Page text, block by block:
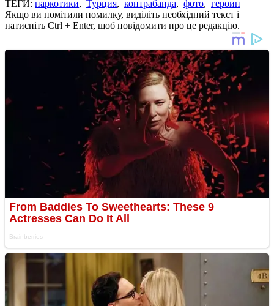
ТЕГИ: наркотики, Турция, контрабанда, фото, героин
Якщо ви помітили помилку, виділіть необхідний текст і
натисніть Ctrl + Enter, щоб повідомити про це редакцію.